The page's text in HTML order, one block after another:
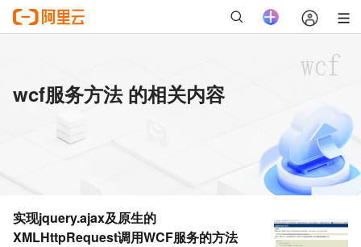
wcf服务方法 的相关内容
实现jquery.ajax及原生的
XMLHttpRequest调用WCF服务的方法